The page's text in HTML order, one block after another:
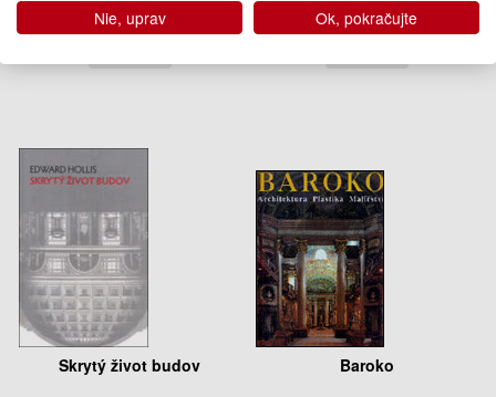
19.95 € 33.16 €
Skrytý život budov Baroko
Nie, uprav Ok, pokračujte